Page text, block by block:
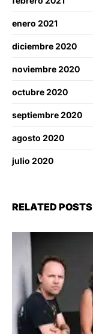
enero 2021
diciembre 2020
noviembre 2020
octubre 2020
septiembre 2020
agosto 2020
julio 2020
RELATED POSTS